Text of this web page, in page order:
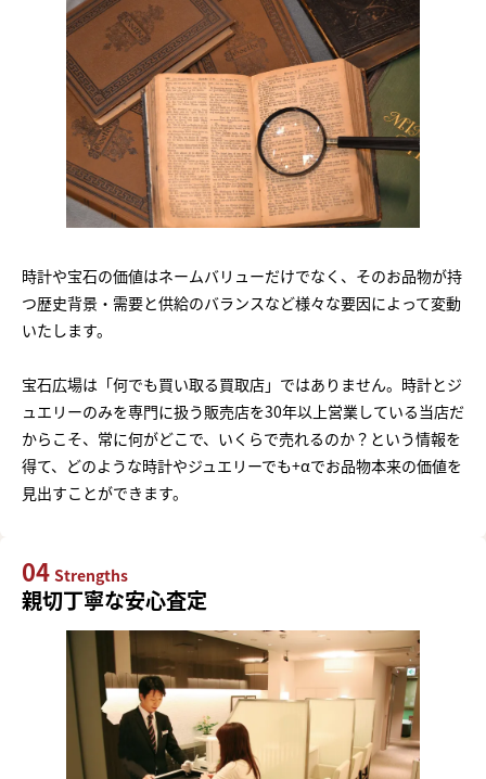
時計や宝石の価値はネームバリューだけでなく、そのお品物が持
つ歴史背景・需要と供給のバランスなど様々な要因によって変動
いたします。
宝石広場は「何でも買い取る買取店」ではありません。時計とジ
ュエリーのみを専門に扱う販売店を30年以上営業している当店だ
からこそ、常に何がどこで、いくらで売れるのか？という情報を
得て、どのような時計やジュエリーでも+αでお品物本来の価値を
見出すことができます。
04 Strengths
親切丁寧な安心査定